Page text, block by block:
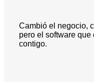
Cambió el negocio,
pero el software
contigo.